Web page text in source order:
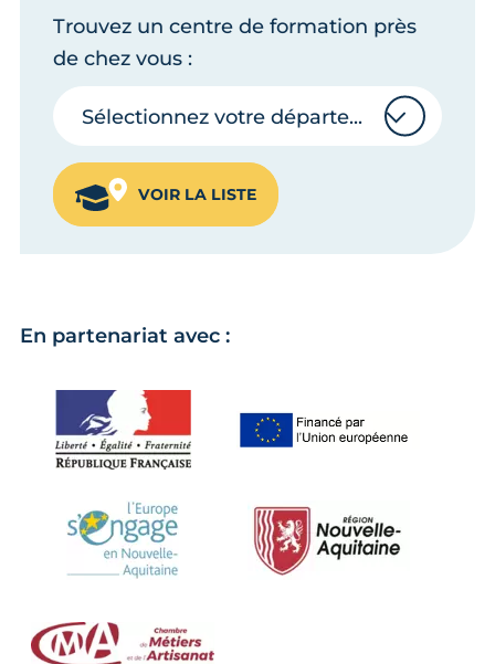
Trouvez un centre de formation près
de chez vous :
Sélectionnez votre département
Sélectionnez votre département
VOIR LA LISTE
En partenariat avec :